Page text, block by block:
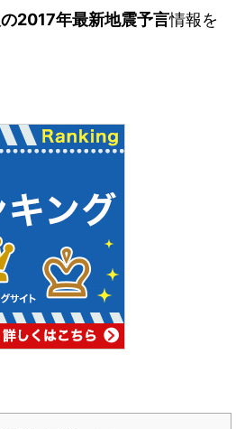
2017年最新地震予言情報を